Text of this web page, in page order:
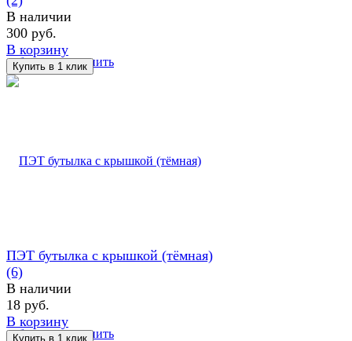
избранное сравнить
В наличии
300 руб.
В корзину
избранное сравнить
ПЭТ бутылка с крышкой (тёмная)
(6)
В наличии
18 руб.
В корзину